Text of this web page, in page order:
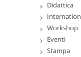
Didattica
Workshop
Eventi
Stampa